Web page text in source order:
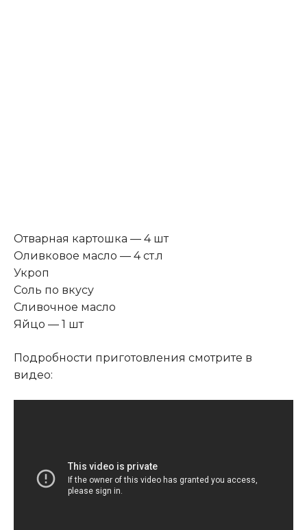
Отварная картошка — 4 шт
Оливковое масло — 4 ст.л
Укроп
Соль по вкусу
Сливочное масло
Яйцо — 1 шт
Подробности приготовления смотрите в
видео: